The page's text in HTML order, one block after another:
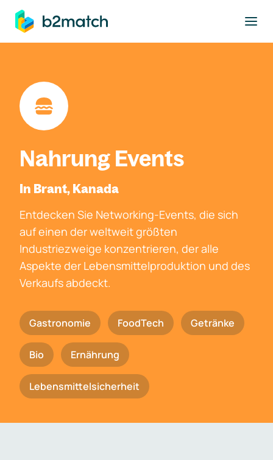
springen
Nahrung Events
In Brant, Kanada
Entdecken Sie Networking-Events, die sich
auf einen der weltweit größten
Industriezweige konzentrieren, der alle
Aspekte der Lebensmittelproduktion und des
Verkaufs abdeckt.
Gastronomie FoodTech Getränke
Bio Ernährung
Lebensmittelsicherheit